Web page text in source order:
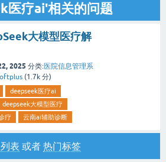
医疗ai'相关的问题
大模型医疗解
2025 分类:医院信息管理系
(1.7k 分)
deepseek医疗ai
deepseek大模型医疗
疗
云南ai辅助诊断
表 或者 热门标签